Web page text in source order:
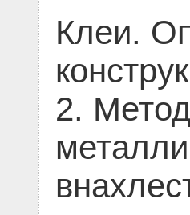
Клеи.
2.